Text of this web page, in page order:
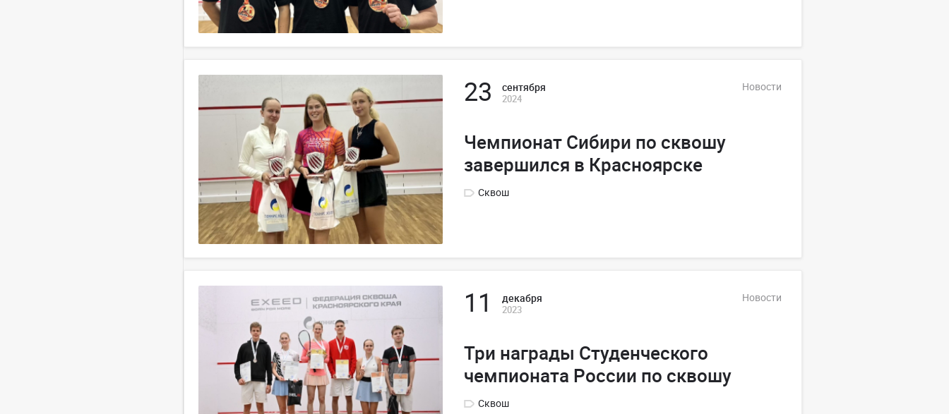
23 сентября
2024
Новости
Чемпионат Сибири по сквошу
завершился в Красноярске
Сквош
11 декабря
2023
Новости
Три награды Студенческого
чемпионата России по сквошу
Сквош